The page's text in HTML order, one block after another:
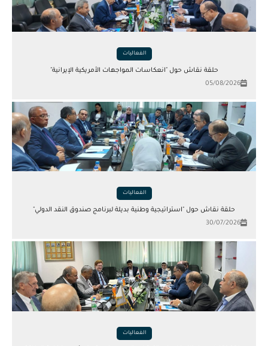
الفعاليات
حلقة نقاش حول "انعكاسات المواجهات الأمريكية الإيرانية"
05/08/2026
الفعاليات
حلقة نقاش حول "استراتيجية وطنية بديلة لبرنامج صندوق النقد الدولي"
30/07/2026
الفعاليات